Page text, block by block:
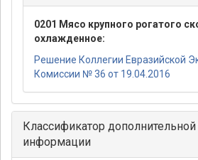
0201 Мясо крупного рогатого
охлажденное:
Решение Коллегии Евразийской
Комиссии № 36 от 19.04.2016
Классификатор
информации